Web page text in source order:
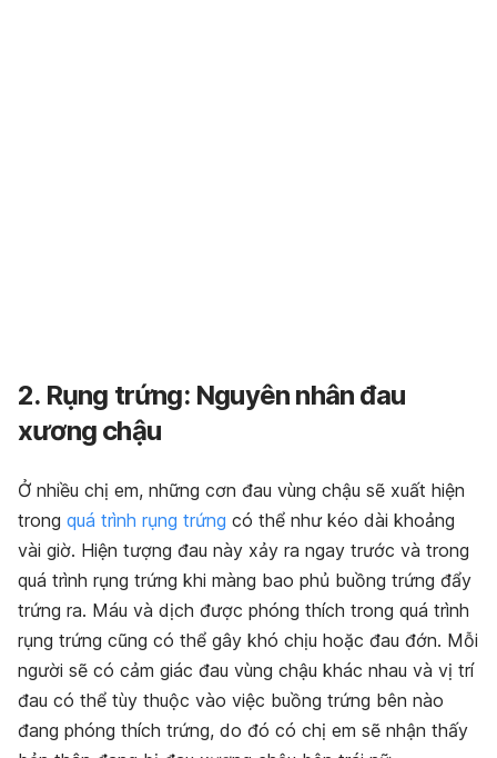
2. Rụng trứng: Nguyên nhân đau
xương chậu
Ở nhiều chị em, những cơn đau vùng chậu sẽ xuất hiện
trong quá trình rụng trứng có thể như kéo dài khoảng
vài giờ. Hiện tượng đau này xảy ra ngay trước và trong
quá trình rụng trứng khi màng bao phủ buồng trứng đẩy
trứng ra. Máu và dịch được phóng thích trong quá trình
rụng trứng cũng có thể gây khó chịu hoặc đau đớn. Mỗi
người sẽ có cảm giác đau vùng chậu khác nhau và vị trí
đau có thể tùy thuộc vào việc buồng trứng bên nào
đang phóng thích trứng, do đó có chị em sẽ nhận thấy